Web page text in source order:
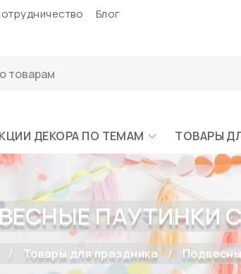
Блог
ДЕКОРА ПО ТЕМАМ ТОВАРЫ
ПАУТИНКИ
Товары для праздника